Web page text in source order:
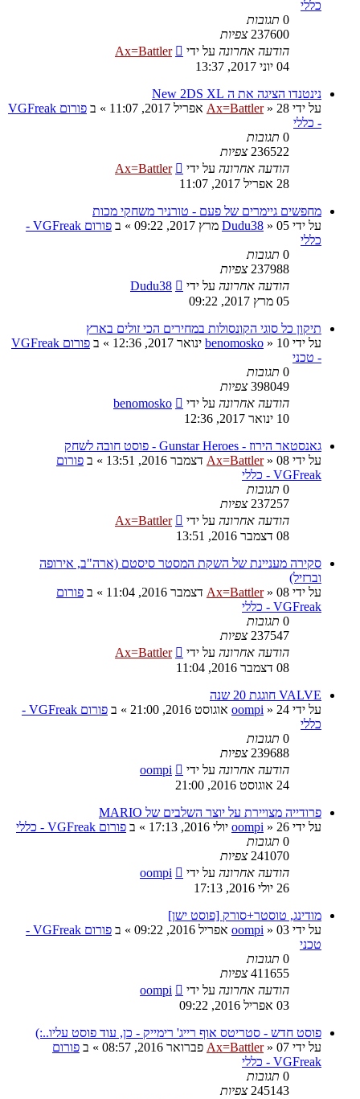
כללי
0 תגובות
237600 צפיות
הודעה אחרונה על ידי
Ax=Battler
04 יוני 2017, 13:37
נינטנדו הציגה את ה New 2DS XL
על ידי
Ax=Battler» 28 אפריל 2017, 11:07 » ב
פורום VGFreak
- כללי
0 תגובות
236522 צפיות
הודעה אחרונה על ידי
Ax=Battler
28 אפריל 2017, 11:07
מחפשים גיימרים של פעם - טורניר משחקי מכות
על ידי
Dudu38 » 05 מרץ 2017, 09:22 » ב
פורום VGFreak -
כללי
0 תגובות
237988 צפיות
הודעה אחרונה על ידי
Dudu38
05 מרץ 2017, 09:22
תיקון כל סוגי הקונסולות במחירים הכי זולים בארץ
על ידי
benomosko » 10 ינואר 2017, 12:36 » ב
פורום VGFreak
- טכני
0 תגובות
398049 צפיות
הודעה אחרונה על ידי
benomosko
10 ינואר 2017, 12:36
גאנסטאר הירוז - Gunstar Heroes - פוסט חובה לשחק
על ידי
Ax=Battler» 08 דצמבר 2016, 13:51 » ב פורום
VGFreak - כללי
0 תגובות
237257 צפיות
הודעה אחרונה על ידי
Ax=Battler
08 דצמבר 2016, 13:51
סקירה מעניינת של השקת המסטר סיסטם (ארה"ב, אירופה
וברזיל)
על ידי
Ax=Battler» 08 דצמבר 2016, 11:04 » ב פורום
VGFreak - כללי
0 תגובות
237547 צפיות
הודעה אחרונה על ידי
Ax=Battler
08 דצמבר 2016, 11:04
VALVE חוגגת 20 שנה
על ידי
oompi » 24 אוגוסט 2016, 21:00 » ב
פורום VGFreak -
כללי
0 תגובות
239688 צפיות
הודעה אחרונה על ידי
oompi
24 אוגוסט 2016, 21:00
פרודייה מצויירת על יוצר השלבים של MARIO
על ידי
oompi » 26 יולי 2016, 17:13 » ב פורום VGFreak - כללי
0 תגובות
241070 צפיות
הודעה אחרונה על ידי
oompi
26 יולי 2016, 17:13
מודינג, טוסטר+סורק [פוסט ישן]
על ידי
oompi » 03 אפריל 2016, 09:22 » ב
פורום VGFreak -
טכני
0 תגובות
411655 צפיות
הודעה אחרונה על ידי
oompi
03 אפריל 2016, 09:22
פוסט חדש - סטריטס אוף רייג' רימייק - כן, עוד פוסט עליו..:)
על ידי
Ax=Battler» 07 פברואר 2016, 08:57 » ב פורום
VGFreak - כללי
0 תגובות
245143 צפיות